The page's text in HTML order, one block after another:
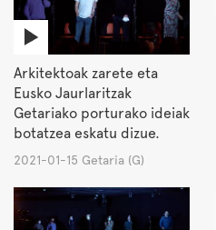
Arkitektoak zarete eta
Eusko Jaurlaritzak
Getariako porturako ideiak
botatzea eskatu dizue.
2021-01-15 Getaria (G)